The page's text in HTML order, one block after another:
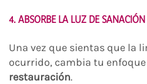
4. ABSORBE LA LUZ DE SANACIÓN
Una vez que sientas que la
ocurrido, cambia tu enfoque
restauración.